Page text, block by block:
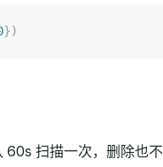
})
扫描一次，删除也不